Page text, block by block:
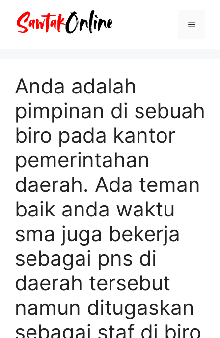
Menu
Anda adalah
pimpinan di sebuah
biro pada kantor
pemerintahan
daerah. Ada teman
baik anda waktu
sma juga bekerja
sebagai pns di
daerah tersebut
namun ditugaskan
sebagai staf di biro